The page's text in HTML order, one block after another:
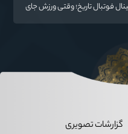
فوتبال تاریخ؛ وقتی ورزش جای
گزارشات تصویری